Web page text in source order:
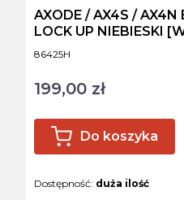
Kod produktu
86425H
AXODE / AX4S / AX4N
LOCK UP NIEBIESKI
Cena
199,00 zł
Do koszyka
Dostępność: duża ilość